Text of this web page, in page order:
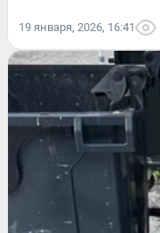
19 января, 2026, 16:41